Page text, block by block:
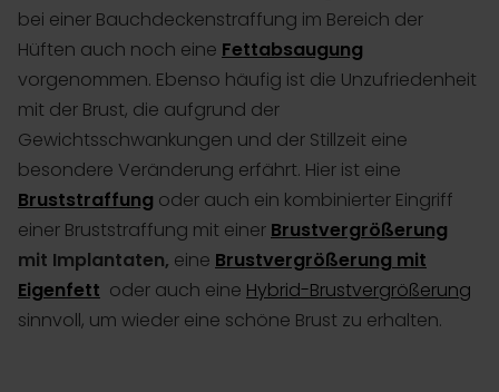
bei einer Bauchdeckenstraffung im Bereich der
Hüften auch noch eine Fettabsaugung
vorgenommen. Ebenso häufig ist die Unzufriedenheit
mit der Brust, die aufgrund der
Gewichtsschwankungen und der Stillzeit eine
besondere Veränderung erfährt. Hier ist eine
Bruststraffung oder auch ein kombinierter Eingriff
einer Bruststraffung mit einer Brustvergrößerung
mit Implantaten, eine Brustvergrößerung mit
Eigenfett oder auch eine Hybrid-Brustvergrößerung
sinnvoll, um wieder eine schöne Brust zu erhalten.